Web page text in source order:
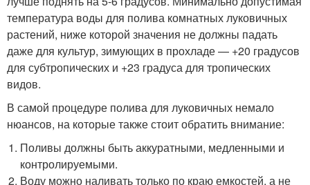
температура воды для полива комнатных луковичных
растений, ниже которой значения не должны падать
даже для культур, зимующих в прохладе — +20 градусов
для субтропических и +23 градуса для тропических
видов.
В самой процедуре полива для луковичных немало
нюансов, на которые также стоит обратить внимание:
Поливы должны быть аккуратными, медленными и
контролируемыми.
Воду можно наливать только по краю емкостей, а не